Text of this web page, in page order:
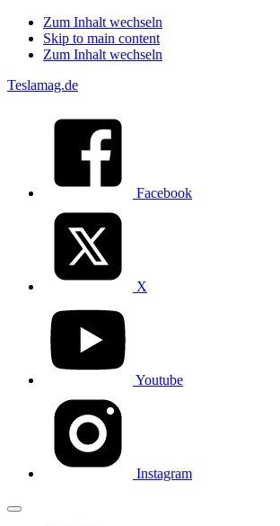
Zum Inhalt wechseln
Skip to main content
Zum Inhalt wechseln
Teslamag.de
Facebook
X
Youtube
Instagram